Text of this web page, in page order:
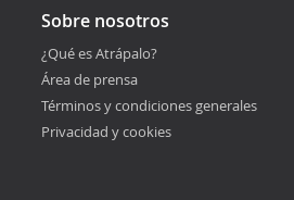
Sobre nosotros
¿Qué es Atrápalo?
Área de prensa
Términos y condiciones generales
Privacidad y cookies